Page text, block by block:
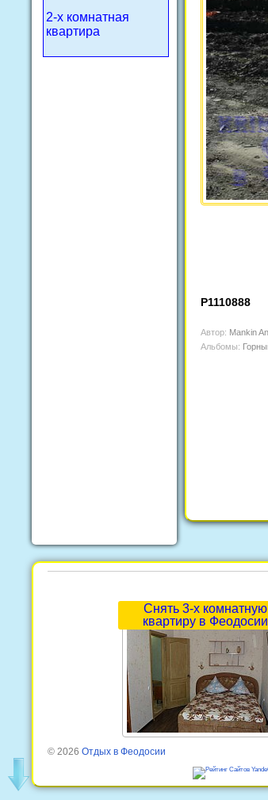
2-х комнатная
квартира
P1110888
Автор: Mankin
Альбомы:
Снять 3-х комнатную
квартиру в Феодосии
© 2026 Отдых в Феодосии